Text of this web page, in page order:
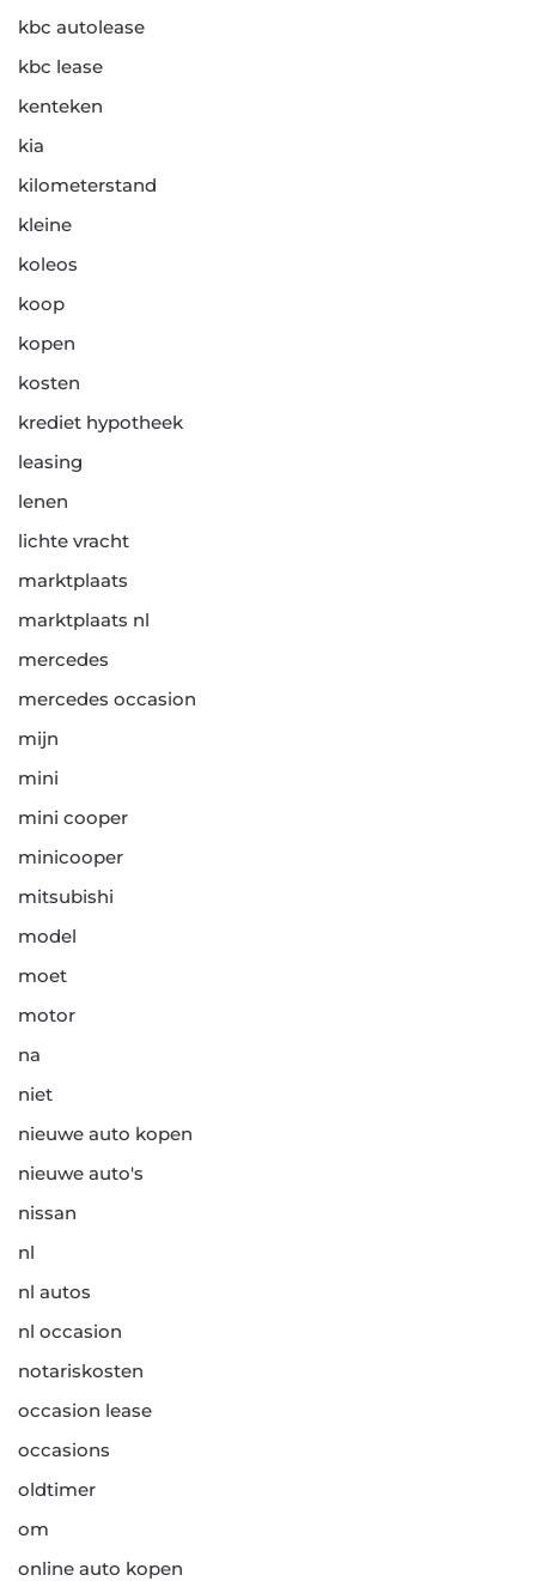
kbc autolease
kbc lease
kenteken
kia
kilometerstand
kleine
koleos
koop
kopen
kosten
krediet hypotheek
leasing
lenen
lichte vracht
marktplaats
marktplaats nl
mercedes
mercedes occasion
mijn
mini
mini cooper
minicooper
mitsubishi
model
moet
motor
na
niet
nieuwe auto kopen
nieuwe auto's
nissan
nl
nl autos
nl occasion
notariskosten
occasion lease
occasions
oldtimer
om
online auto kopen